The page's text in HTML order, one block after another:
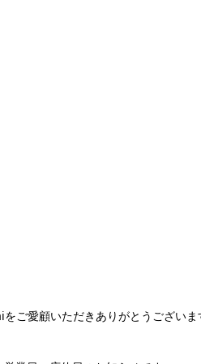
をご愛顧いただきありがとうございま